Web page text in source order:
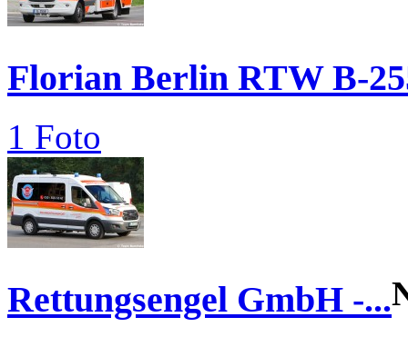
Florian Berlin RTW B-
1 Foto
Rettungsengel GmbH -...